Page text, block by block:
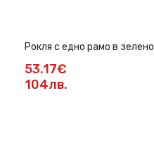
Рокля с едно рамо в зелено
53.17€
104лв.